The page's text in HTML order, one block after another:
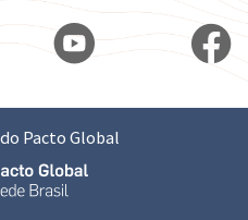
Pacto Global